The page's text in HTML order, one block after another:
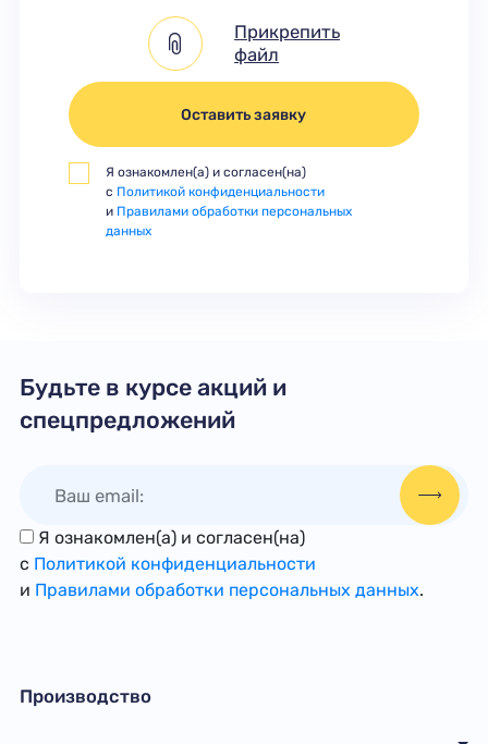
Прикрепить
файл
Оставить заявку
Я ознакомлен(а) и согласен(на)
с Политикой конфиденциальности
и Правилами обработки персональных
данных
Будьте в курсе акций и
спецпредложений
Я ознакомлен(а) и согласен(на)
с Политикой конфиденциальности
и Правилами обработки персональных данных.
Производство